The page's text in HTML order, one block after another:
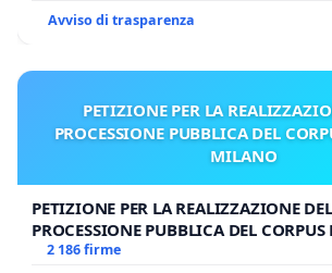
Avviso di trasparenza
PETIZIONE PER LA
PROCESSIONE PUBBLICA DEL
MILANO
PETIZIONE PER LA REALIZZAZIONE
PROCESSIONE PUBBLICA DEL
MILANO
2 186 firme